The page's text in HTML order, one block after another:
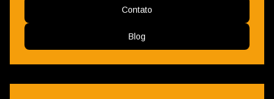
Contato
Blog